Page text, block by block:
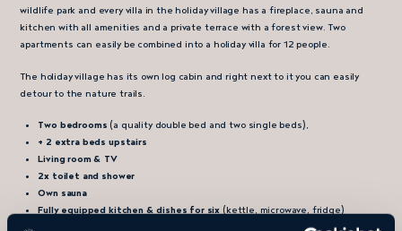
wildlife park and every villa in the holiday village has a fireplace, sauna and
kitchen with all amenities and a private terrace with a forest view. Two
apartments can easily be combined into a holiday villa for 12 people.
The holiday village has its own log cabin and right next to it you can easily
detour to the nature trails.
Two bedrooms (a quality double bed and two single beds),
+ 2 extra beds upstairs
Living room & TV
2x toilet and shower
Own sauna
Fully equipped kitchen & dishes for six (kettle, microwave, fridge)